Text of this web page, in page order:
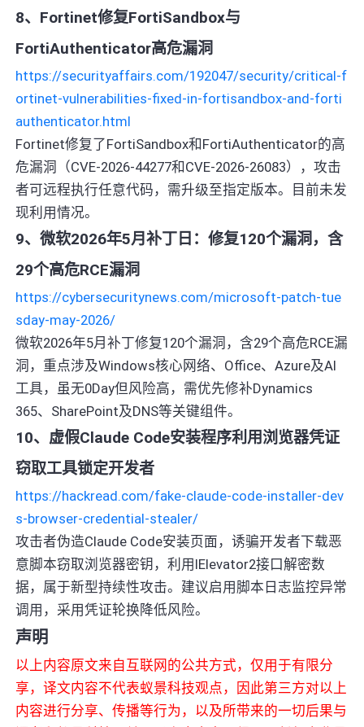
8、Fortinet修复FortiSandbox与
FortiAuthenticator高危漏洞
https://securityaffairs.com/192047/security/critical-f
ortinet-vulnerabilities-fixed-in-fortisandbox-and-forti
authenticator.html
Fortinet修复了FortiSandbox和FortiAuthenticator的高
危漏洞（CVE-2026-44277和CVE-2026-26083），攻击
者可远程执行任意代码，需升级至指定版本。目前未发
现利用情况。
9、微软2026年5月补丁日：修复120个漏洞，含
29个高危RCE漏洞
https://cybersecuritynews.com/microsoft-patch-tue
sday-may-2026/
微软2026年5月补丁修复120个漏洞，含29个高危RCE漏
洞，重点涉及Windows核心网络、Office、Azure及AI
工具，虽无0Day但风险高，需优先修补Dynamics
365、SharePoint及DNS等关键组件。
10、虚假Claude Code安装程序利用浏览器凭证
窃取工具锁定开发者
https://hackread.com/fake-claude-code-installer-dev
s-browser-credential-stealer/
攻击者伪造Claude Code安装页面，诱骗开发者下载恶
意脚本窃取浏览器密钥，利用IElevator2接口解密数
据，属于新型持续性攻击。建议启用脚本日志监控异常
调用，采用凭证轮换降低风险。
声明
以上内容原文来自互联网的公共方式，仅用于有限分
享，译文内容不代表蚁景科技观点，因此第三方对以上
内容进行分享、传播等行为，以及所带来的一切后果与